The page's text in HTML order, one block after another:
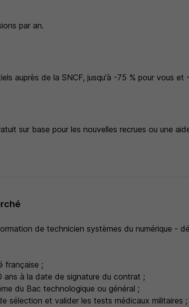
par an.
auprès de la SNCF, jusqu'à -75 % pour vous et
sur base pour les nouvelles recrues ou une
de technicien systèmes du numérique -
française ;
ans à la date de signature du contrat ;
du Bac technologique ou général ;
sélection et valider les tests médicaux militaires ;